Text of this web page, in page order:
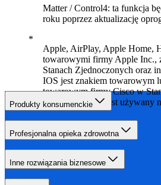
Matter / Control4: ta funkcja
roku poprzez aktualizację
Apple, AirPlay, Apple Home,
towarowymi firmy Apple Inc.,
Stanach Zjednoczonych oraz
IOS jest znakiem towarowym
towarowym firmy Cisco w
innych krajach i jest używany
Produkty konsumenckie
Profesjonalna opieka zdrowotna
Inne rozwiązania biznesowe